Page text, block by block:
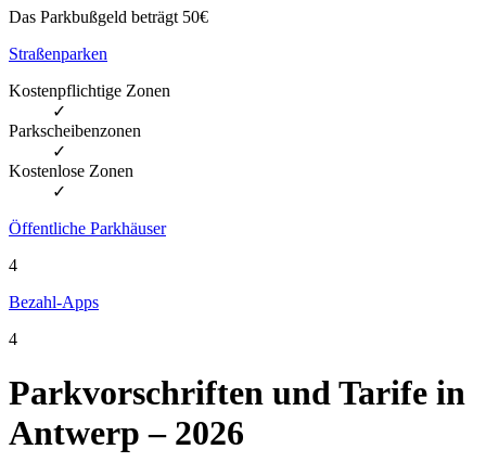
Das Parkbußgeld beträgt 50€
Straßenparken
Kostenpflichtige Zonen
✓
Parkscheibenzonen
✓
Kostenlose Zonen
✓
Öffentliche Parkhäuser
4
Bezahl-Apps
4
Parkvorschriften und Tarife in
Antwerp – 2026